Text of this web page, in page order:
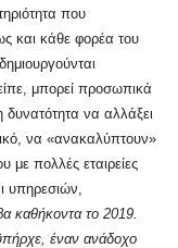
που
και κάθε φορέα του
μπορεί προσωπικά
δυνατότητα να αλλάξει
να «ανακαλύπτουν»
με πολλές εταιρείες
υπηρεσιών,
καθήκοντα το 2019.
έναν ανάδοχο